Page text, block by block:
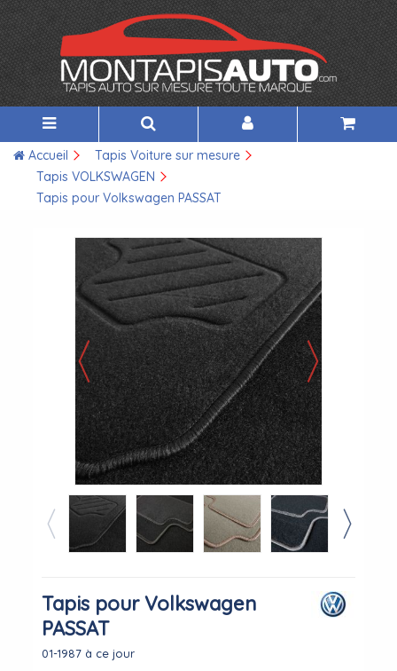
Accueil
Tapis Voiture sur mesure
Tapis VOLKSWAGEN
Tapis pour Volkswagen PASSAT
Tapis pour Volkswagen
PASSAT
01-1987 à ce jour